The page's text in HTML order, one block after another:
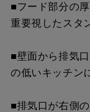
SPB51-
SPB51-
SPB51-
■フード部分の
重要視したスタ
■壁面から排気
の低いキッチン
■排気口が右側